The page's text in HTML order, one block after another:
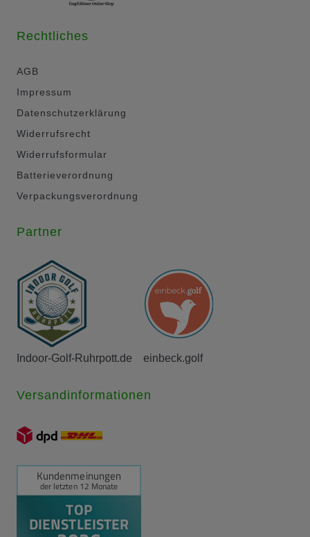
Rechtliches
AGB
Impressum
Datenschutzerklärung
Widerrufsrecht
Widerrufsformular
Batterieverordnung
Verpackungsverordnung
Partner
Indoor-Golf-Ruhrpott.de einbeck.golf
Versandinformationen